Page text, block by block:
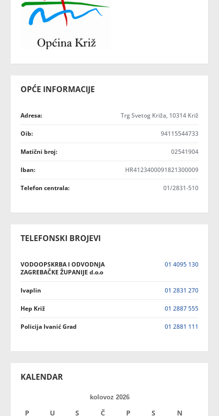
OPĆE INFORMACIJE
Adresa: Trg Svetog Križa, 10314 Križ
Oib: 94115544733
Matični broj: 02541904
Iban: HR4123400091821300009
Telefon centrala: 01/2831-510
TELEFONSKI BROJEVI
VODOOPSKRBA I ODVODNJA
ZAGREBAČKE ŽUPANIJE d.o.o
01 4095 130
Ivaplin 01 2831 270
Hep Križ 01 2887 555
Policija Ivanić Grad 01 2881 111
KALENDAR
kolovoz 2026
P U S Č P S N